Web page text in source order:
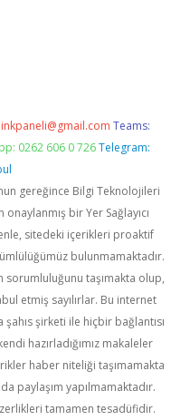
Teams:
0262 606 0 726 Telegram:
gereğince Bilgi Teknolojileri
bir Yer Sağlayıcı
sitedeki içerikleri proaktif
bulunmamaktadır.
sorumluluğunu taşımakta olup,
etmiş sayılırlar. Bu internet
şirketi ile hiçbir bağlantısı
hazırladığımız makaleler
haber niteliği taşımamakta
paylaşım yapılmamaktadır.
tamamen tesadüfidir.